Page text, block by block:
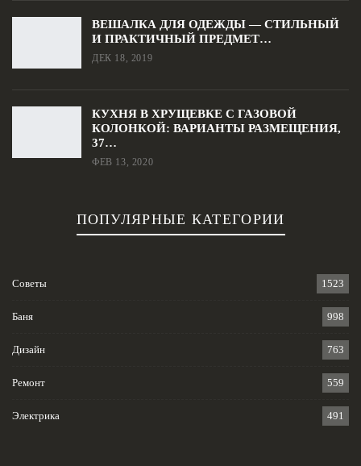
ВЕШАЛКА ДЛЯ ОДЕЖДЫ — СТИЛЬНЫЙ
И ПРАКТИЧНЫЙ ПРЕДМЕТ…
ДЕК 18, 2019
КУХНЯ В ХРУЩЕВКЕ С ГАЗОВОЙ
КОЛОНКОЙ: ВАРИАНТЫ РАЗМЕЩЕНИЯ,
37…
ФЕВ 13, 2020
ПОПУЛЯРНЫЕ КАТЕГОРИИ
Советы 1523
Баня 998
Дизайн 763
Ремонт 559
Электрика 491